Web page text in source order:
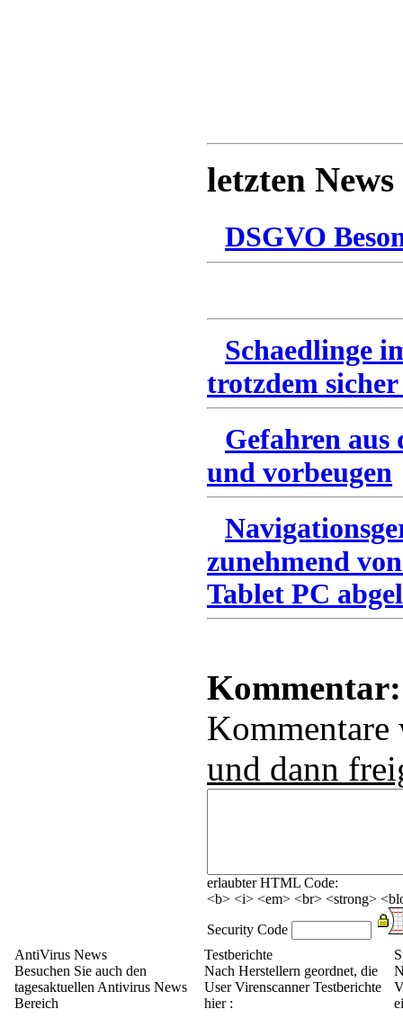
letzten News
DSGVO
Schaedlinge
trotzdem
Gefahren
und vorbeugen
zunehmend
Tablet PC
Kommentar:
und dann
erlaubter HTML Code:
<b> <i> <em> <br> <strong>
Security Code
AntiVirus News
Besuchen Sie auch den
tagesaktuellen Antivirus News
Bereich
Testberichte
Nach Herstellern geordnet, die
User Virenscanner Testberichte
hier :